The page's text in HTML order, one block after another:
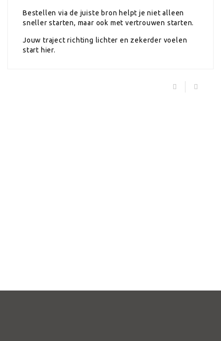
Bestellen via de juiste bron helpt je niet alleen
sneller starten, maar ook met vertrouwen starten.
Jouw traject richting lichter en zekerder voelen
start hier.